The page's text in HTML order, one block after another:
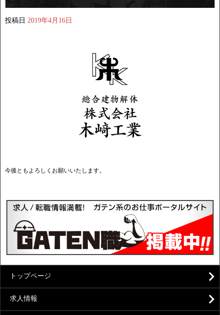
投稿日 2019年4月16日
今後ともよろしくお願いいたします。
トップページ
求人情報